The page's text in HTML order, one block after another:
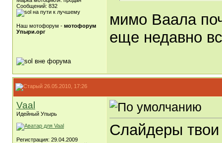
Сообщений: 832
Наш мотофорум - мотофорум
Упыри.орг
мимо Ваала
еще недавно
26.05.2010, 17:26
Vaal
Идейный Упырь
Регистрация: 29.04.2009
Слайдеры